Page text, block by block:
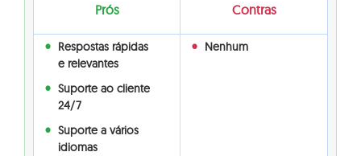
Prós Contras
Respostas rápidas
e relevantes
Nenhum
Suporte ao cliente
24/7
Suporte a vários
idiomas